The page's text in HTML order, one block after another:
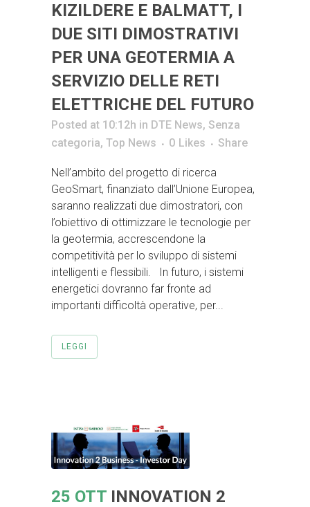
KIZILDERE E BALMATT, I
DUE SITI DIMOSTRATIVI
PER UNA GEOTERMIA A
SERVIZIO DELLE RETI
ELETTRICHE DEL FUTURO
Posted at 10:12h in DTE News, Senza
categoria, Top News 0 Likes Share
Nell’ambito del progetto di ricerca
GeoSmart, finanziato dall’Unione Europea,
saranno realizzati due dimostratori, con
l’obiettivo di ottimizzare le tecnologie per
la geotermia, accrescendone la
competitività per lo sviluppo di sistemi
intelligenti e flessibili. In futuro, i sistemi
energetici dovranno far fronte ad
importanti difficoltà operative, per...
LEGGI
25 OTT INNOVATION 2